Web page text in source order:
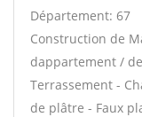
Département: 67
Construction de
dappartement /
Terrassement -
de plâtre - Faux